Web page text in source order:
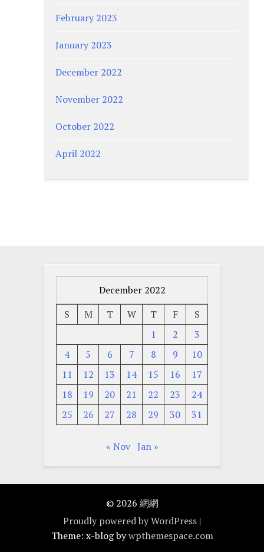
February 2023
January 2023
December 2022
November 2022
October 2022
April 2022
December 2022
S
M T W T F
S
1
2
3
4
5 6 7 8 9
10
11
12 13 14 15 16
17
18
19 20 21 22 23
24
25
26 27 28 29 30 31
« Nov Jan »
© 2026 網網
Proudly powered by WordPress |
Theme: x-blog bywpthemespace.com